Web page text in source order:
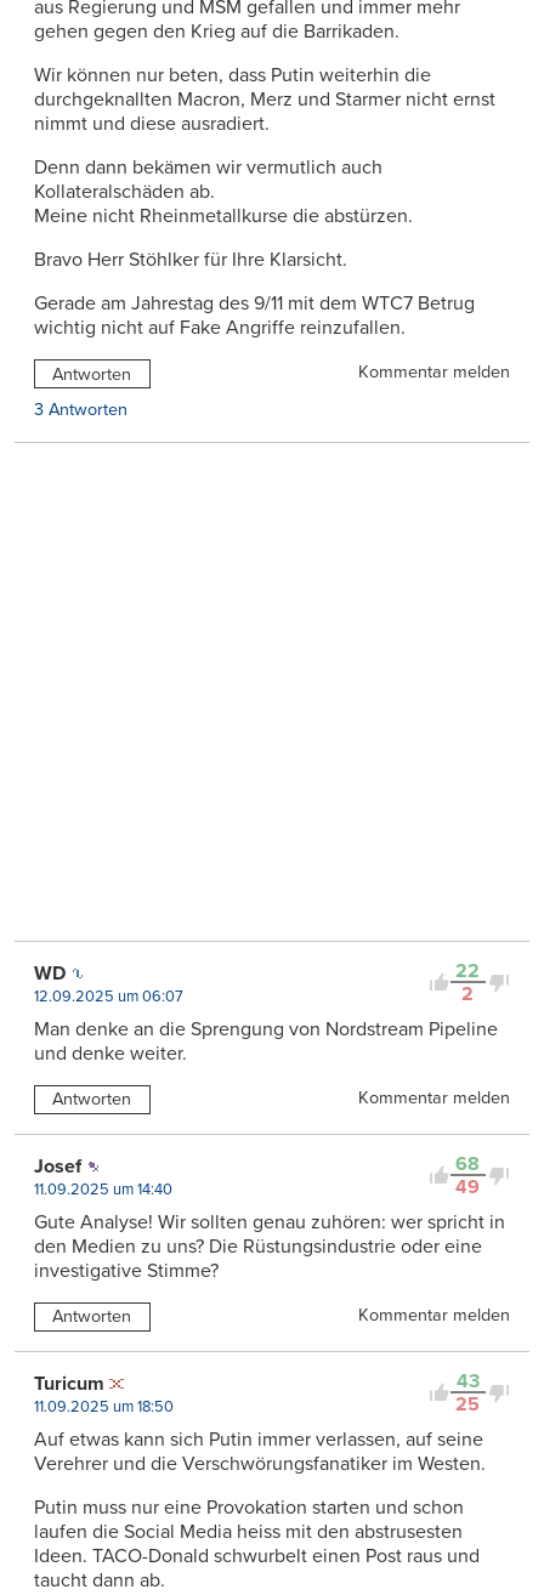
aus Regierung und MSM gefallen und immer mehr
gehen gegen den Krieg auf die Barrikaden.
Wir können nur beten, dass Putin weiterhin die
durchgeknallten Macron, Merz und Starmer nicht ernst
nimmt und diese ausradiert.
Denn dann bekämen wir vermutlich auch
Kollateralschäden ab.
Meine nicht Rheinmetallkurse die abstürzen.
Bravo Herr Stöhlker für Ihre Klarsicht.
Gerade am Jahrestag des 9/11 mit dem WTC7 Betrug
wichtig nicht auf Fake Angriffe reinzufallen.
Antworten
Kommentar melden
3 Antworten
22
2
WD
12.09.2025 um 06:07
Man denke an die Sprengung von Nordstream Pipeline
und denke weiter.
Antworten Kommentar melden
68
49
Josef
11.09.2025 um 14:40
Gute Analyse! Wir sollten genau zuhören: wer spricht in
den Medien zu uns? Die Rüstungsindustrie oder eine
investigative Stimme?
Antworten Kommentar melden
43
25
Turicum
11.09.2025 um 18:50
Auf etwas kann sich Putin immer verlassen, auf seine
Verehrer und die Verschwörungsfanatiker im Westen.
Putin muss nur eine Provokation starten und schon
laufen die Social Media heiss mit den abstrusesten
Ideen. TACO-Donald schwurbelt einen Post raus und
taucht dann ab.